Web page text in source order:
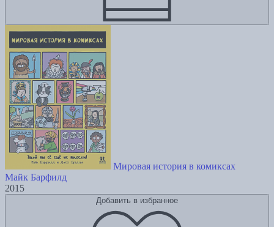
Мировая история в комиксах
Майк Барфилд
2015
Добавить в избранное